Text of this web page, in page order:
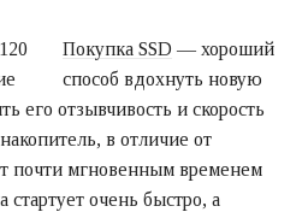
Покупка SSD — хороший
способ вдохнуть новую
его отзывчивость и скорость
в отличие от
почти мгновенным временем
стартует очень быстро, а